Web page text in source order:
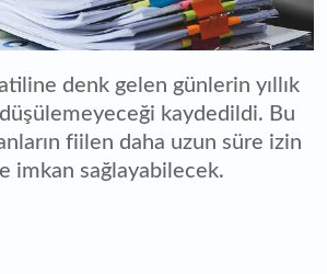
denk gelen günlerin yıllık
kaydedildi. Bu
fiilen daha uzun süre izin
imkan sağlayabilecek.